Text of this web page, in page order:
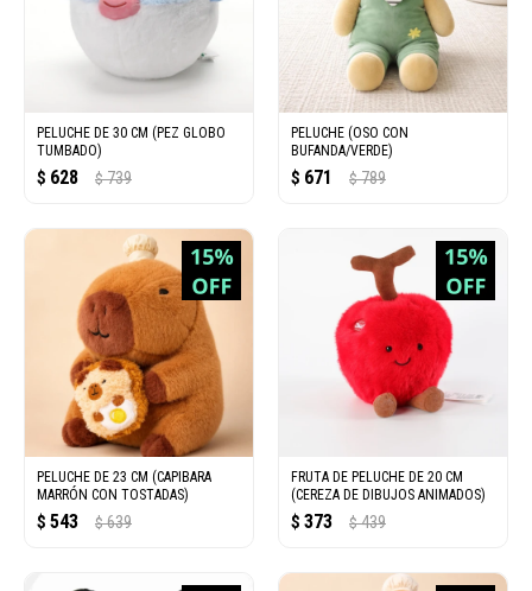
PELUCHE DE 30 CM (PEZ GLOBO
TUMBADO)
$ 628 $ 739
PELUCHE (OSO CON
BUFANDA/VERDE)
$ 671 $ 789
PELUCHE DE 23 CM (CAPIBARA
MARRÓN CON TOSTADAS)
$ 543 $ 639
FRUTA DE PELUCHE DE 20 CM
(CEREZA DE DIBUJOS ANIMADOS)
$ 373 $ 439